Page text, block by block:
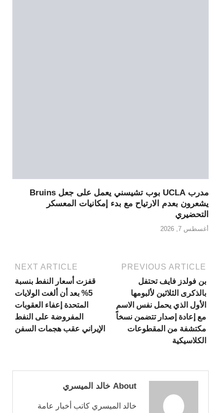
مدرب UCLA بوب تشيسني يعمل على جعل Bruins
يشعرون بعدم الارتياح مع بدء إمكانيات المعسكر
التحضيري
أغسطس 7, 2026
PREVIOUS ARTICLE
بن فولدز فايف تحتفل
بالذكرى الثلاثين لألبومها
الأول الذي يحمل نفس الاسم
مع إعادة إصدار تتضمن نسخاً
مكتشفة من المقطوعات
الكلاسيكية
NEXT ARTICLE
قفزت أسعار النفط بنسبة
5% بعد أن ألغت الولايات
المتحدة إعفاء العقوبات
المفروضة على النفط
الإيراني عقب هجمات السفن
About خالد الميسري
خالد الميسري كاتب أخبار عامة